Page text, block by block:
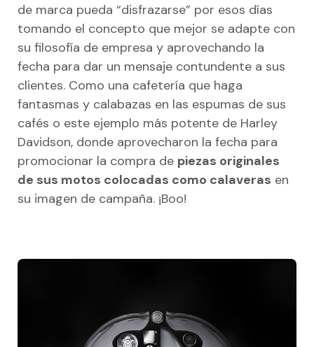
de marca pueda “disfrazarse” por esos días
tomando el concepto que mejor se adapte con
su filosofía de empresa y aprovechando la
fecha para dar un mensaje contundente a sus
clientes. Como una cafetería que haga
fantasmas y calabazas en las espumas de sus
cafés o este ejemplo más potente de Harley
Davidson, donde aprovecharon la fecha para
promocionar la compra de piezas originales
de sus motos colocadas como calaveras en
su imagen de campaña. ¡Boo!